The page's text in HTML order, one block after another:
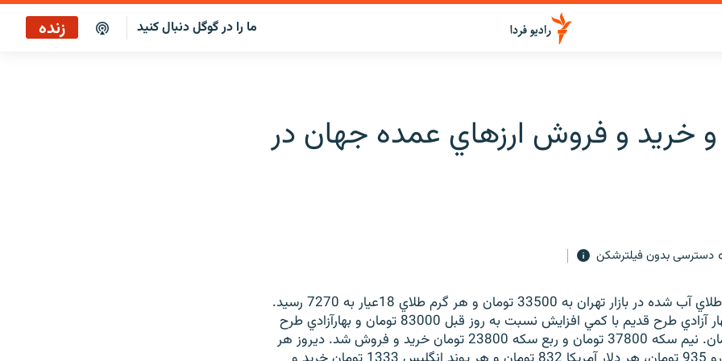
ما را در گوگل دنبال کنید زنده
و خريد و فروش ارزهاي عمده جهان در
دسترسی بدون فیلترشکن
قيمت هر مثقال طلاي آب شده در بازار تهران به 33500 تومان و هر گرم طلاي 18عيار به 7270 رسيد.
هر قطعه سکه بهار آزادي طرح قديم با کمي افزايش نسبت به روز قبل 83000 تومان و بهارآزادي طرح
جديد 72000 تومان. نيم سکه 37800 تومان و ربع سکه 23800 تومان خريد و فروش شد. ديروز هر